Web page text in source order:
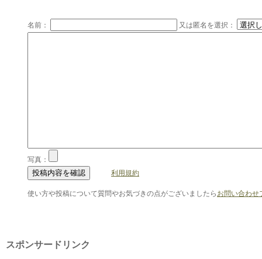
名前： 又は匿名を選択：
写真：
利用規約
使い方や投稿について質問やお気づきの点がございましたら お問い合わせ
スポンサードリンク